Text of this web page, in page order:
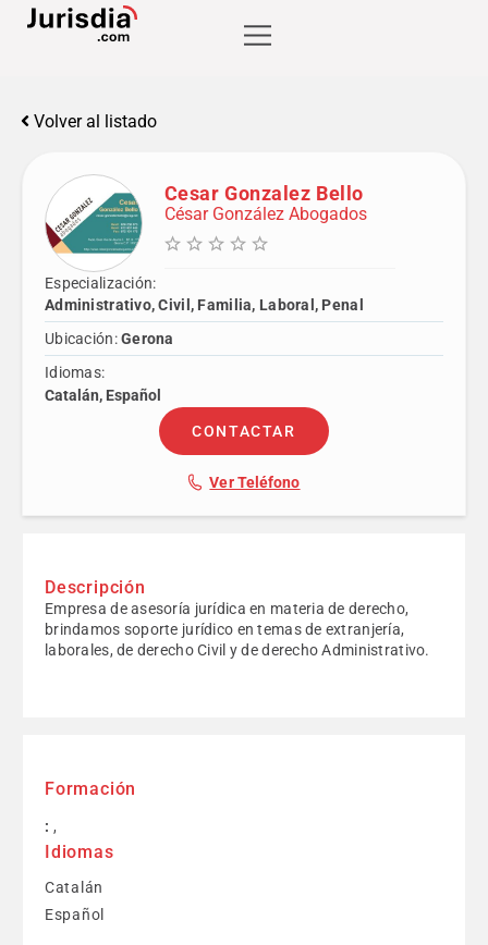
Volver al listado
Cesar Gonzalez Bello
César González Abogados
Especialización:
Administrativo, Civil, Familia, Laboral, Penal
Ubicación:Gerona
Idiomas:
Catalán, Español
CONTACTAR
Ver Teléfono
Descripción
Empresa de asesoría jurídica en materia de derecho,
brindamos soporte jurídico en temas de extranjería,
laborales, de derecho Civil y de derecho Administrativo.
Formación
: ,
Idiomas
Catalán
Español